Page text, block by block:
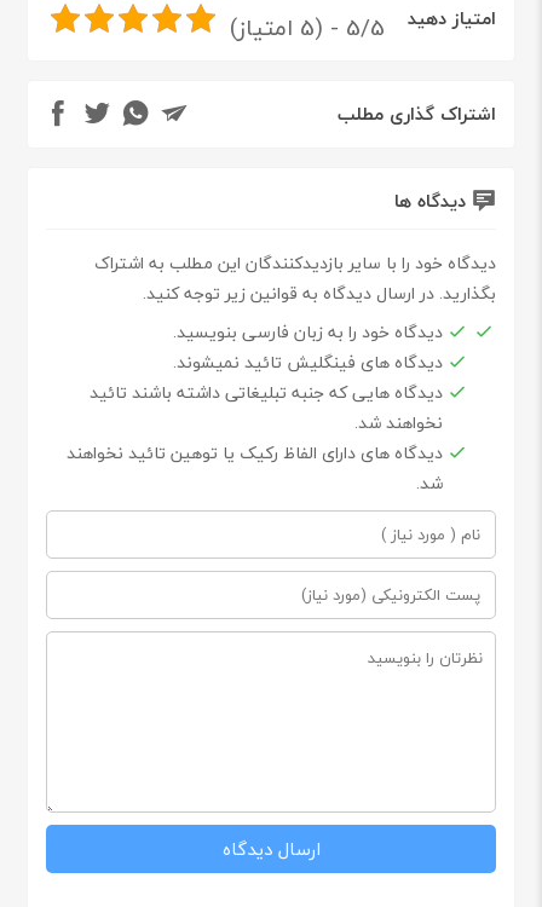
امتیاز دهید 5/5 - (5 امتیاز)
اشتراک گذاری مطلب
دیدگاه ها
دیدگاه خود را با سایر بازدیدکنندگان این مطلب به اشتراک
بگذارید. در ارسال دیدگاه به قوانین زیر توجه کنید.
دیدگاه خود را به زبان فارسی بنویسید.
دیدگاه های فینگلیش تائید نمیشوند.
دیدگاه هایی که جنبه تبلیغاتی داشته باشند تائید
نخواهند شد.
دیدگاه های دارای الفاظ رکیک یا توهین تائید نخواهند
شد.